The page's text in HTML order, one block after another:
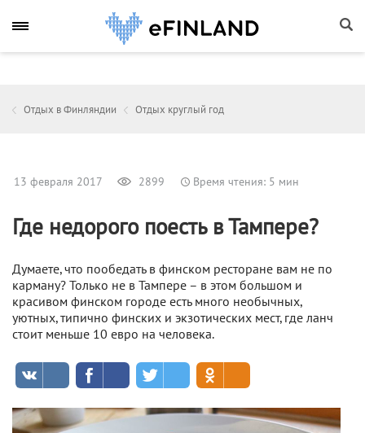
Отдых в Финляндии Отдых круглый год
13 февраля 2017 2899 Время чтения: 5 мин
Где недорого поесть в Тампере?
Думаете, что пообедать в финском ресторане вам не по
карману? Только не в Тампере – в этом большом и
красивом финском городе есть много необычных,
уютных, типично финских и экзотических мест, где ланч
стоит меньше 10 евро на человека.